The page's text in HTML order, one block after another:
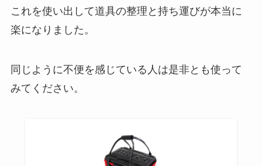
これを使い出して道具の整理と持ち運びが本当に
楽になりました。
同じように不便を感じている人は是非とも使って
みてください。